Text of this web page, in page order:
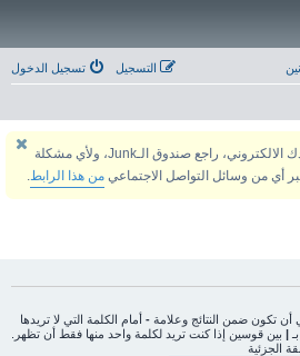
تسجيل الدخول التسجيل
يمكنك التسجيل والتفعيل عبر بريدك الالكتروني، راجع صندوق الـJunk، ولأي مشكلة
أي من وسائل التواصل الاجتماعي من هذا الرابط.
أن تكون ضمن النتائج وعلامة - أمام الكلمة التي لا تريدها
| بين قوسين إذا كنت تريد لكلمة واحد منها فقط أن تظهر.
الجزئية